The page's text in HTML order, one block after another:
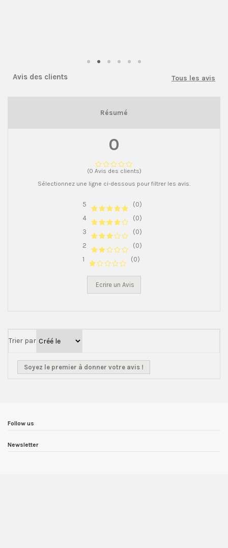
Avis des clients Tous les avis
Résumé
0
(0 Avis des clients)
Sélectionnez une ligne ci-dessous pour filtrer les avis.
5
(0)
4
(0)
3
(0)
2
(0)
1
(0)
Ecrire un Avis
Trier par
Soyez le premier à donner votre avis !
Follow us
Newsletter